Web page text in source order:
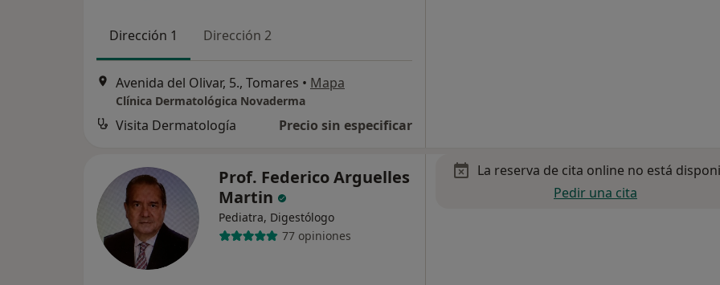
Dirección 1 Dirección 2
Avenida del Olivar, 5., Tomares • Mapa
Clínica Dermatológica Novaderma
Visita Dermatología Precio sin especificar
Prof. Federico Arguelles
Martin
Pediatra, Digestólogo
77 opiniones
La reserva de cita online no está
Pedir una cita